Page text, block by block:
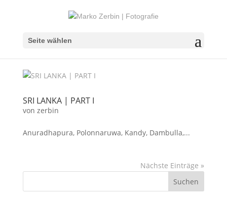
Seite wählen
SRI LANKA | PART I
von zerbin
Anuradhapura, Polonnaruwa, Kandy, Dambulla,...
Nächste Einträge »